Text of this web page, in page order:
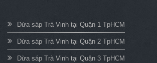
Dừa sáp Trà Vinh tại Quận 1 TpHCM
Dừa sáp Trà Vinh tại Quận 2 TpHCM
Dừa sáp Trà Vinh tại Quận 3 TpHCM